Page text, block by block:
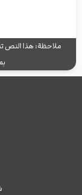
ملاحظة: هذا النص